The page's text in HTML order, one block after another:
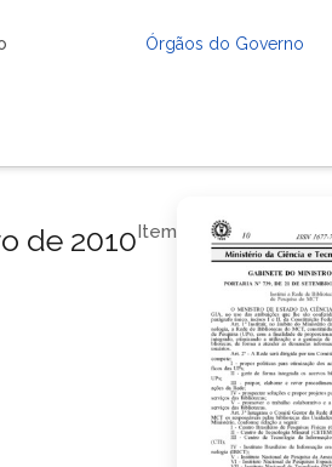
Órgãos do Governo
de 2010 Item